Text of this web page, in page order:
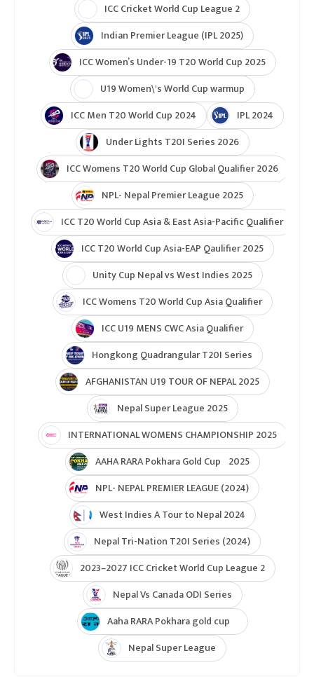
ICC Cricket World Cup League 2
Indian Premier League (IPL 2025)
ICC Women’s Under-19 T20 World Cup 2025
U19 Women\'s World Cup warmup
ICC Men T20 World Cup 2024
IPL 2024
Under Lights T20I Series 2026
ICC Womens T20 World Cup Global Qualifier 2026
NPL- Nepal Premier League 2025
ICC T20 World Cup Asia & East Asia-Pacific Qualifier
ICC T20 World Cup Asia-EAP Qaulifier 2025
Unity Cup Nepal vs West Indies 2025
ICC Womens T20 World Cup Asia Qualifier
ICC U19 MENS CWC Asia Qualifier
Hongkong Quadrangular T20I Series
AFGHANISTAN U19 TOUR OF NEPAL 2025
Nepal Super League 2025
INTERNATIONAL WOMENS CHAMPIONSHIP 2025
AAHA RARA Pokhara Gold Cup 2025
NPL- NEPAL PREMIER LEAGUE (2024)
West Indies A Tour to Nepal 2024
Nepal Tri-Nation T20I Series (2024)
2023–2027 ICC Cricket World Cup League 2
Nepal Vs Canada ODI Series
Aaha RARA Pokhara gold cup
Nepal Super League